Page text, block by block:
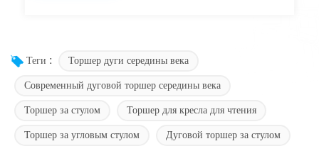
Теги :
Торшер дуги середины века
Современный дуговой торшер середины века
Торшер за стулом
Торшер для кресла для чтения
Торшер за угловым стулом
Дуговой торшер за стулом